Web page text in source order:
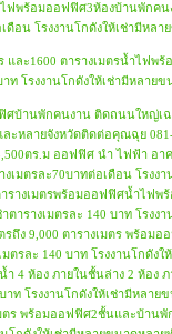
ไฟพร้อมออฟฟิศ3ห้องบ้านพัก
ดือน โรงงานโกดังให้เช่ามีห
และ1600 ตารางเมตรน้ำไ
าท โรงงานโกดังให้เช่ามีหล
ศบ้านพักคนงาน ติดถนนใหญ่เฉ
ะหลายจังหวัดติดต่อคุณฉุย
ตร.ม ออฟฟิศ นำ ไฟฟ้า
งเมตรละ70บาทต่อเดือน โรง
ารางเมตรพร้อมออฟฟิศน้ำไ
ตารางเมตรละ 140 บาท โรง
รถึง 9,000 ตารางเมตร พร้อ
มตรละ 140 บาท โรงงานโกดั
4 ห้อง ภายในชั้นล่าง 2 ห้อ
าท โรงงานโกดังให้เช่ามีหลา
มตร พร้อมออฟฟิศ2ชั้นและบ้า